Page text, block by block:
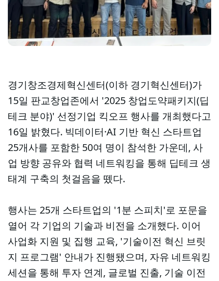
경기창조경제혁신센터(이하 경기혁신센터)가
15일 판교창업존에서 '2025 창업도약패키지(딥
테크 분야)' 선정기업 킥오프 행사를 개최했다고
16일 밝혔다. 빅데이터·AI 기반 혁신 스타트업
25개사를 포함한 50여 명이 참석한 가운데, 사
업 방향 공유와 협력 네트워킹을 통해 딥테크 생
태계 구축의 첫걸음을 뗐다.
행사는 25개 스타트업의 '1분 스피치'로 포문을
열어 각 기업의 기술과 비전을 소개했다. 이어
사업화 지원 및 집행 교육, '기술이전 혁신 브릿
지 프로그램' 안내가 진행됐으며, 자유 네트워킹
세션을 통해 투자 연계, 글로벌 진출, 기술 이전